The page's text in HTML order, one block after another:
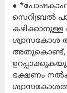
●
സെറിബ്രൽ
ശ്വാസകോശ
അതുകൊണ്ട്,
ഭക്ഷണം